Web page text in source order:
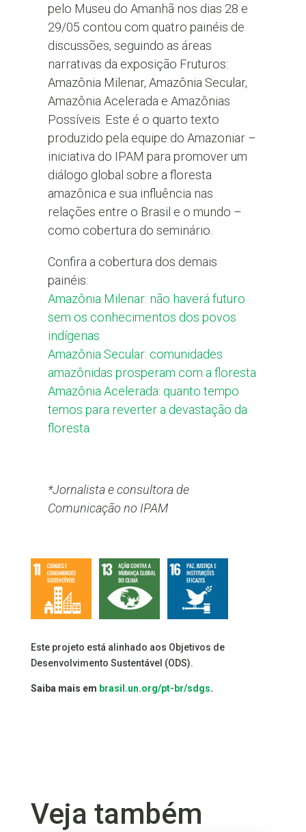
pelo Museu do Amanhã nos dias 28 e
29/05 contou com quatro painéis de
discussões, seguindo as áreas
narrativas da exposição Fruturos:
Amazônia Milenar, Amazônia Secular,
Amazônia Acelerada e Amazônias
Possíveis. Este é o quarto texto
produzido pela equipe do Amazoniar –
iniciativa do IPAM para promover um
diálogo global sobre a floresta
amazônica e sua influência nas
relações entre o Brasil e o mundo –
como cobertura do seminário.
Confira a cobertura dos demais
painéis:
Amazônia Milenar: não haverá futuro
sem os conhecimentos dos povos
indígenas
Amazônia Secular: comunidades
amazônidas prosperam com a floresta
Amazônia Acelerada: quanto tempo
temos para reverter a devastação da
floresta
*Jornalista e consultora de
Comunicação no IPAM
Este projeto está alinhado aos Objetivos de
Desenvolvimento Sustentável (ODS).
Saiba mais em brasil.un.org/pt-br/sdgs.
Veja também